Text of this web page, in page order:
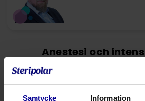
Samtycke Information
Anestesi och
Fältbaserad